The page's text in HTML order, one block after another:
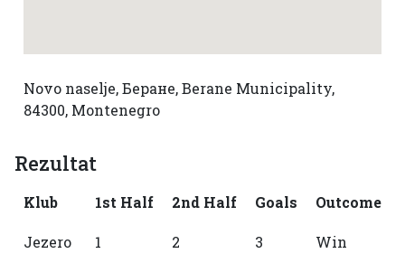
Novo naselje, Беране, Berane Municipality,
84300, Montenegro
Rezultat
Klub 1st Half 2nd Half Goals Outcome
Jezero 1 2 3 Win